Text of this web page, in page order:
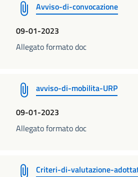
Avviso-di-convocazione
09-01-2023
Allegato formato doc
avviso-di-mobilita-URP
09-01-2023
Allegato formato doc
Criteri-di-valutazione-